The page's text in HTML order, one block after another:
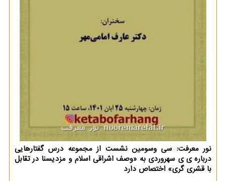
نور معرفت: سی وسومین نشست از مجموعه درس گفتارهایی
درباره ی ی سهروردی به «وصف اشراقی اسلام و مزدیسنا در تقابل
با قشری گری» اختصاص دارد